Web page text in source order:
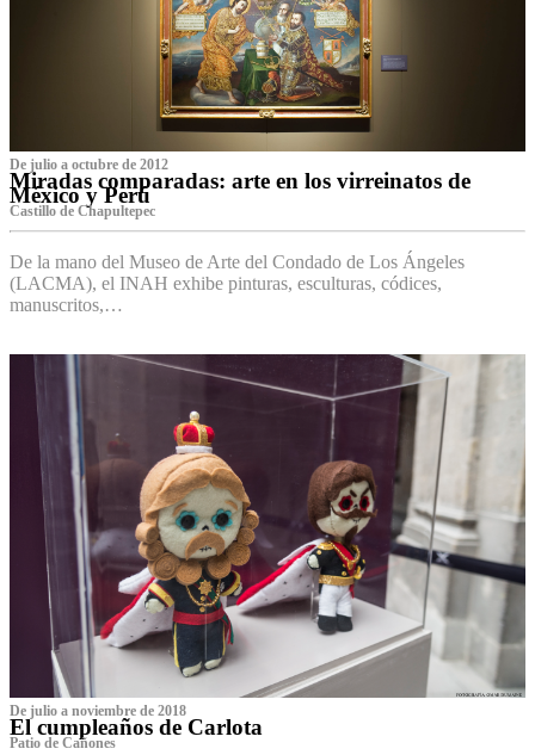
De julio a octubre de 2012
Miradas comparadas: arte en los virreinatos de
México y Perú
Castillo de Chapultepec
De la mano del Museo de Arte del Condado de Los Ángeles
(LACMA), el INAH exhibe pinturas, esculturas, códices,
manuscritos,…
De julio a noviembre de 2018
El cumpleaños de Carlota
Patio de Cañones